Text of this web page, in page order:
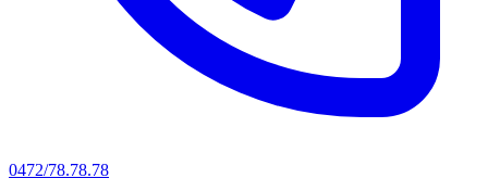
0472/78.78.78